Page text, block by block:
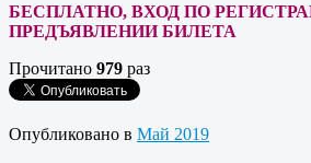
БЕСПЛАТНО, ВХОД ПО
ПРЕДЪЯВЛЕНИИ БИЛЕТА
Прочитано 979 раз
Опубликовано в Май 2019